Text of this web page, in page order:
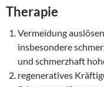
Therapie
Vermeidung
insbesondere
und schmerzhaft
regeneratives